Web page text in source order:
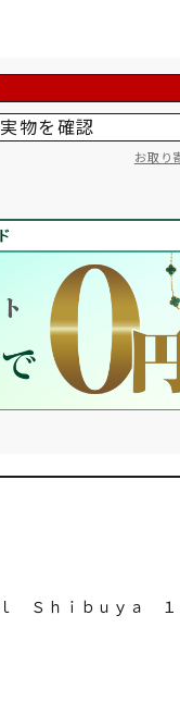
実物を確認
お取り
ｌ Ｓｈｉｂｕｙａ